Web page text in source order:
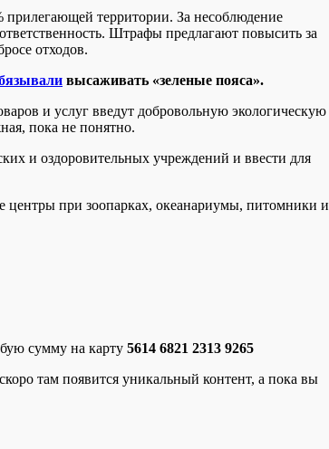
прилегающей территории. За несоблюдение
Штрафы предлагают повысить за
отходов.
высаживать «зеленые пояса».
и услуг введут добровольную экологическую
пока не понятно.
и оздоровительных учреждений и ввести для
центры при зоопарках, океанариумы, питомники и
сумму на карту 5614 6821 2313 9265
там появится уникальный контент, а пока вы